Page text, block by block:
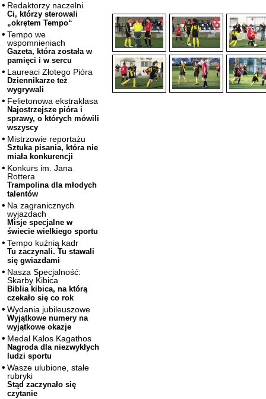
Redaktorzy naczelni
Ci, którzy sterowali
„okrętem Tempo“
Tempo we
wspomnieniach
Gazeta, która została w
pamięci i w sercu
Laureaci Złotego Pióra
Dziennikarze też
wygrywali
Felietonowa ekstraklasa
Najostrzejsze pióra i
sprawy, o których mówili
wszyscy
Mistrzowie reportażu
Sztuka pisania, która nie
miała konkurencji
Konkurs im. Jana
Rottera
Trampolina dla młodych
talentów
Na zagranicznych
wyjazdach
Misje specjalne w
świecie wielkiego sportu
Tempo kuźnią kadr
Tu zaczynali. Tu stawali
się gwiazdami
Nasza Specjalność:
Skarby Kibica
Biblia kibica, na którą
czekało się co rok
Wydania jubileuszowe
Wyjątkowe numery na
wyjątkowe okazje
Medal Kalos Kagathos
Nagroda dla niezwykłych
ludzi sportu
Wasze ulubione, stałe
rubryki
Stąd zaczynało się
czytanie